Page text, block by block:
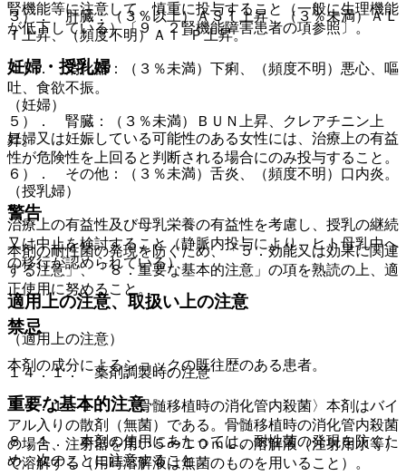
腎機能等に注意して、慎重に投与すること（一般に生理機能
が低下している）〔９．２腎機能障害患者の項参照〕。
妊婦・授乳婦
（妊婦）
妊婦又は妊娠している可能性のある女性には、治療上の有益
性が危険性を上回ると判断される場合にのみ投与すること。
（授乳婦）
治療上の有益性及び母乳栄養の有益性を考慮し、授乳の継続
又は中止を検討すること（静脈内投与により、ヒト母乳中へ
の移行が認められている）。
適用上の注意、取扱い上の注意
（適用上の注意）
１４．１． 薬剤調製時の注意
１４．１．１． 〈骨髄移植時の消化管内殺菌〉本剤はバイ
アル入りの散剤（無菌）である。骨髄移植時の消化管内殺菌
の場合、注射器を用い５〜１０ｍＬの溶解液（注射用水等）
で溶解する（用時溶解液は無菌のものを用いること）。
３）． 肝臓：（３％以上）ＡＳＴ上昇、（３％未満）ＡＬ
Ｔ上昇、（頻度不明）Ａｌ−Ｐ上昇。
４）． 消化器：（３％未満）下痢、（頻度不明）悪心、嘔
吐、食欲不振。
５）． 腎臓：（３％未満）ＢＵＮ上昇、クレアチニン上
昇。
６）． その他：（３％未満）舌炎、（頻度不明）口内炎。
警告
本剤の耐性菌の発現を防ぐため、「５．効能又は効果に関連
する注意」、「８．重要な基本的注意」の項を熟読の上、適
正使用に努めること。
禁忌
本剤の成分によるショックの既往歴のある患者。
重要な基本的注意
８．１． 本剤の使用にあたっては、耐性菌の発現を防ぐた
め、次のことに注意すること。